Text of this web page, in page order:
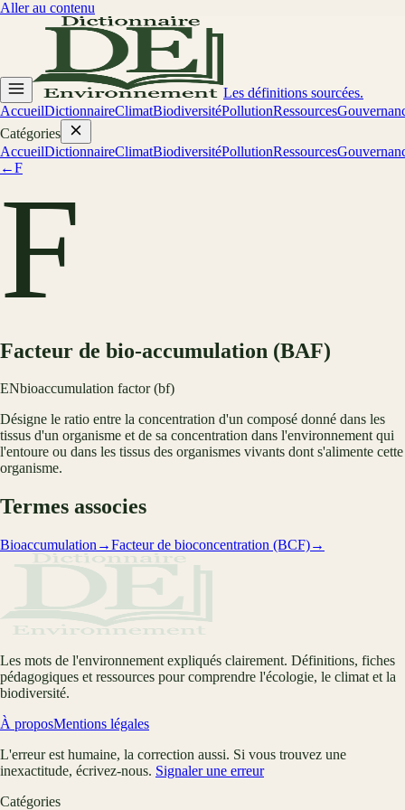
Aller au contenu
Les définitions sourcées.
AccueilDictionnaireClimatBiodiversitéPollutionRessources
Catégories
AccueilDictionnaireClimatBiodiversitéPollutionRessources
←F
F
Facteur de bio-accumulation (BAF)
ENbioaccumulation factor (bf)
Désigne le ratio entre la concentration d'un composé donné dans les
tissus d'un organisme et de sa concentration dans l'environnement qui
l'entoure ou dans les tissus des organismes vivants dont s'alimente cette
organisme.
Termes associes
Bioaccumulation →Facteur de bioconcentration (BCF)→
Les mots de l'environnement expliqués clairement. Définitions, fiches
pédagogiques et ressources pour comprendre l'écologie, le climat et la
biodiversité.
À proposMentions légales
L'erreur est humaine, la correction aussi. Si vous trouvez une
inexactitude, écrivez-nous. Signaler une erreur
Catégories